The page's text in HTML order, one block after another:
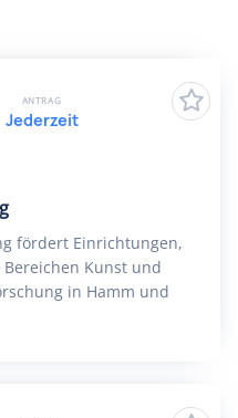
fördert Einrichtungen,
Kunst und
in Hamm und
ANTRAG
Jederzeit